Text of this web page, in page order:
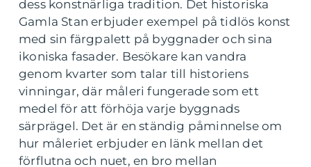
dess konstnärliga tradition. Det historiska
Gamla Stan erbjuder exempel på tidlös konst
med sin färgpalett på byggnader och sina
ikoniska fasader. Besökare kan vandra
genom kvarter som talar till historiens
vinningar, där måleri fungerade som ett
medel för att förhöja varje byggnads
särprägel. Det är en ständig påminnelse om
hur måleriet erbjuder en länk mellan det
förflutna och nuet, en bro mellan